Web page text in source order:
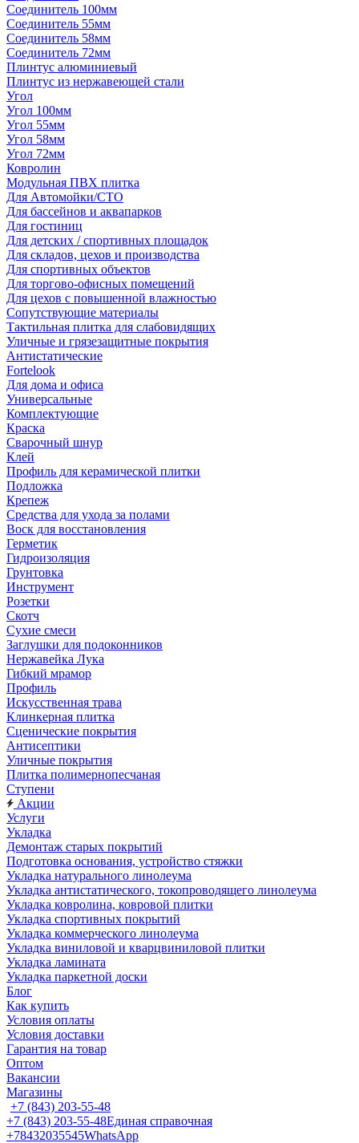
Соединитель 100мм
Соединитель 55мм
Соединитель 58мм
Соединитель 72мм
Плинтус алюминиевый
Плинтус из нержавеющей стали
Угол
Угол 100мм
Угол 55мм
Угол 58мм
Угол 72мм
Ковролин
Модульная ПВХ плитка
Для Автомойки/СТО
Для бассейнов и аквапарков
Для гостиниц
Для детских / спортивных площадок
Для складов, цехов и производства
Для спортивных объектов
Для торгово-офисных помещений
Для цехов с повышенной влажностью
Сопутствующие материалы
Тактильная плитка для слабовидящих
Уличные и грязезащитные покрытия
Антистатические
Fortelook
Для дома и офиса
Универсальные
Комплектующие
Краска
Сварочный шнур
Клей
Профиль для керамической плитки
Подложка
Крепеж
Средства для ухода за полами
Воск для восстановления
Герметик
Гидроизоляция
Грунтовка
Инструмент
Розетки
Скотч
Сухие смеси
Заглушки для подоконников
Нержавейка Лука
Гибкий мрамор
Профиль
Искусственная трава
Клинкерная плитка
Сценические покрытия
Антисептики
Уличные покрытия
Плитка полимернопесчаная
Ступени
Акции
Услуги
Укладка
Демонтаж старых покрытий
Подготовка основания, устройство стяжки
Укладка натурального линолеума
Укладка антистатического, токопроводящего линолеума
Укладка ковролина, ковровой плитки
Укладка спортивных покрытий
Укладка коммерческого линолеума
Укладка виниловой и кварцвиниловой плитки
Укладка ламината
Укладка паркетной доски
Блог
Как купить
Условия оплаты
Условия доставки
Гарантия на товар
Оптом
Вакансии
Магазины
+7 (843) 203-55-48
+7 (843) 203-55-48Единая справочная
+78432035545WhatsApp